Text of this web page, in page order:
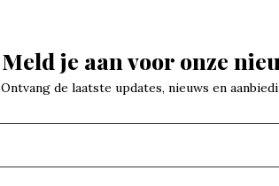
Meld je aan voor onze
Ontvang de laatste updates, nieuws en